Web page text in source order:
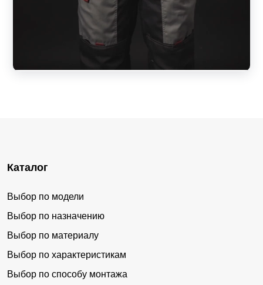
Каталог
Выбор по модели
Выбор по назначению
Выбор по материалу
Выбор по характеристикам
Выбор по способу монтажа